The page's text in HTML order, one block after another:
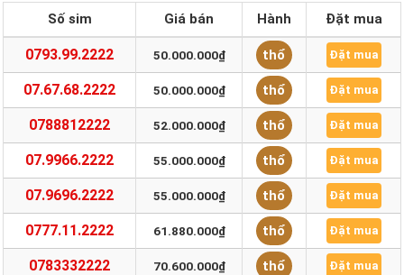
Số sim Giá bán Hành Đặt mua
0793.99.2222 50.000.000₫ thổ Đặt mua
07.67.68.2222 50.000.000₫ thổ Đặt mua
0788812222 52.000.000₫ thổ Đặt mua
07.9966.2222 55.000.000₫ thổ Đặt mua
07.9696.2222 55.000.000₫ thổ Đặt mua
0777.11.2222 61.880.000₫ thổ Đặt mua
0783332222 70.600.000₫ thổ Đặt mua